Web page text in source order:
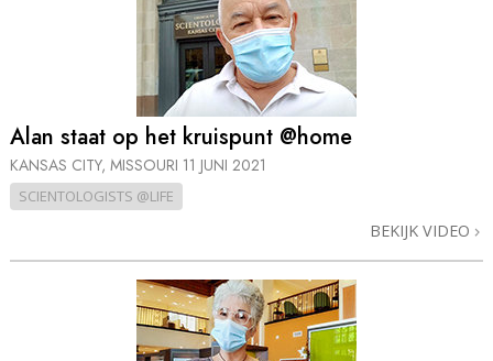
Alan staat op het kruispunt @home
KANSAS CITY, MISSOURI 11 JUNI 2021
SCIENTOLOGISTS @LIFE
BEKIJK VIDEO